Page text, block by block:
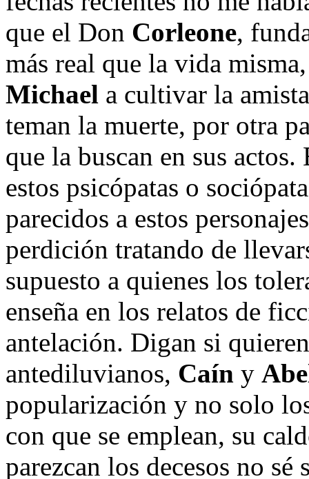
que el Don Corleone,
más real que la vida
Michael a cultivar la
teman la muerte, por otra
que la buscan en sus
estos psicópatas o
parecidos a estos
perdición tratando de
supuesto a quienes los
enseña en los relatos de
antelación. Digan si
antediluvianos, Caín y
popularización y no solo
con que se emplean, su
parezcan los decesos no